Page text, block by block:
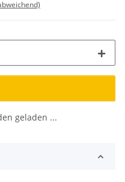
geladen ...